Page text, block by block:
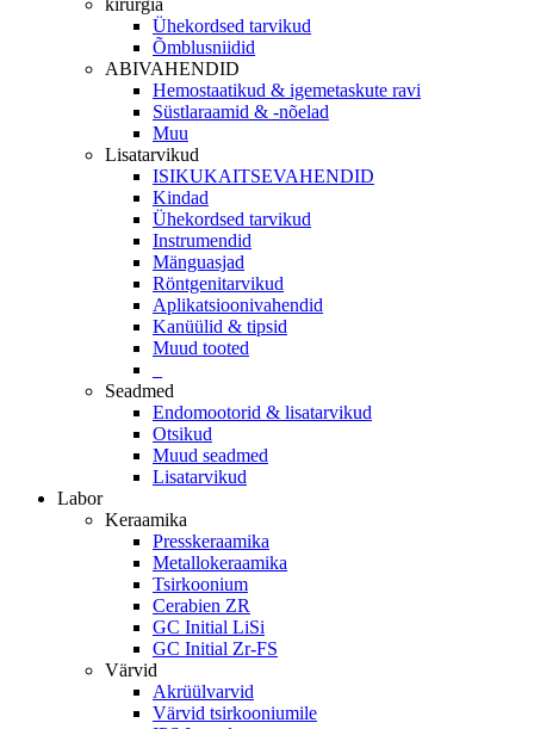
Ühekordsed tarvikud
Õmblusniidid
ABIVAHENDID
Hemostaatikud & igemetaskute ravi
Süstlaraamid & -nõelad
Muu
Lisatarvikud
ISIKUKAITSEVAHENDID
Kindad
Ühekordsed tarvikud
Instrumendid
Mänguasjad
Röntgenitarvikud
Aplikatsioonivahendid
Kanüülid & tipsid
Muud tooted
Seadmed
Endomootorid & lisatarvikud
Otsikud
Muud seadmed
Lisatarvikud
Labor
Keraamika
Presskeraamika
Metallokeraamika
Tsirkoonium
Cerabien ZR
GC Initial LiSi
GC Initial Zr-FS
Värvid
Akrüülvarvid
Värvid tsirkooniumile